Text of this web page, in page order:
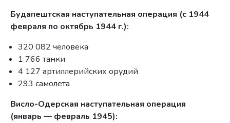
Будапештская наступательная операция (с 1944
февраля по октябрь 1944 г.):
320 082 человека
1 766 танки
4 127 артиллерийских орудий
293 самолета
Висло-Одерская наступательная операция
(январь — февраль 1945):